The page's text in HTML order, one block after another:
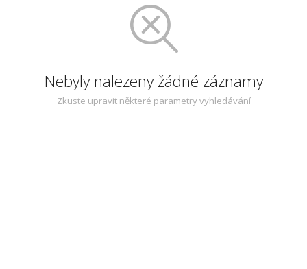
Nebyly nalezeny žádné záznamy
Zkuste upravit některé parametry vyhledávání